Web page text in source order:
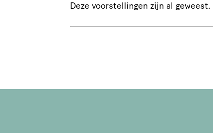
Deze voorstellingen zijn al geweest.